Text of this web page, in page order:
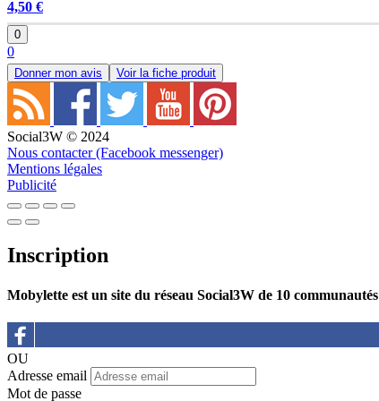
4,50 €
0
0
Donner mon avis Voir la fiche produit
Social3W © 2024
Nous contacter (Facebook messenger)
Mentions légales
Publicité
Inscription
Mobylette est un site du réseau Social3W de 10 communautés
OU
Adresse email
Mot de passe